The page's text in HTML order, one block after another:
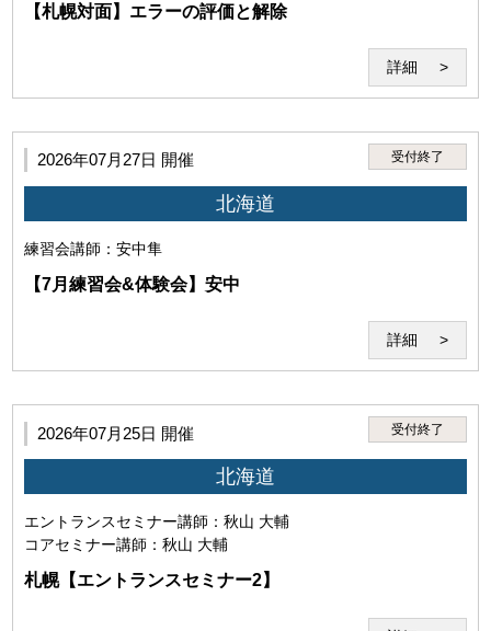
利用いただいた場合には下記の条件すべてにご同意いただいたも
のとさせていただきます。）
【札幌対面】エラーの評価と解除
詳細
2026年07月27日 開催 受付終了
北海道
練習会講師：安中隼
【7月練習会&体験会】安中
詳細
2026年07月25日 開催 受付終了
北海道
エントランスセミナー講師：秋山 大輔
コアセミナー講師：秋山 大輔
札幌【エントランスセミナー2】